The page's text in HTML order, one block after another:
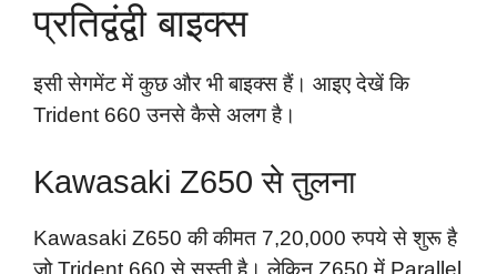
प्रतिद्वंद्वी बाइक्स
इसी सेगमेंट में कुछ और भी बाइक्स हैं। आइए देखें कि
Trident 660 उनसे कैसे अलग है।
Kawasaki Z650 से तुलना
Kawasaki Z650 की कीमत 7,20,000 रुपये से शुरू है
जो Trident 660 से सस्ती है। लेकिन Z650 में Parallel